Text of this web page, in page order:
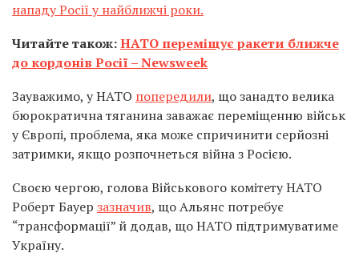
нападу Росії у найближчі роки.
Читайте також:НАТО переміщує ракети ближче
до кордонів Росії – Newsweek
Зауважимо, у НАТО попередили, що занадто велика
бюрократична тяганина заважає переміщенню військ
у Європі, проблема, яка може спричинити серйозні
затримки, якщо розпочнеться війна з Росією.
Своєю чергою, голова Військового комітету НАТО
Роберт Бауер зазначив, що Альянс потребує
“трансформації” й додав, що НАТО підтримуватиме
Україну.